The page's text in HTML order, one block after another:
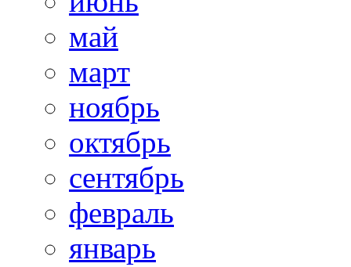
май
март
ноябрь
октябрь
сентябрь
февраль
январь